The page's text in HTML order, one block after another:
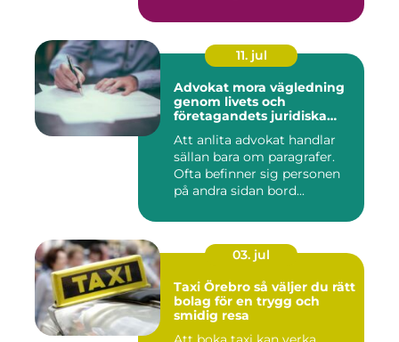
11. jul
Advokat mora vägledning
genom livets och
företagandets juridiska
Att anlita advokat handlar
sällan bara om paragrafer.
Ofta befinner sig personen
på andra sidan bord...
03. jul
Taxi Örebro så väljer du rätt
bolag för en trygg och
smidig resa